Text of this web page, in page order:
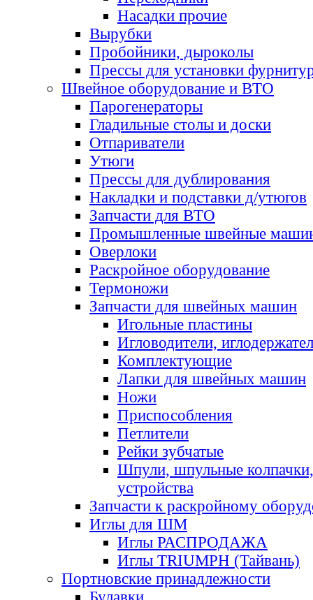
Насадки прочие
Вырубки
Пробойники, дыроколы
Прессы для установки
Швейное оборудование и ВТО
Парогенераторы
Гладильные столы и доски
Отпариватели
Утюги
Прессы для дублирования
Накладки и подставки д/утюгов
Запчасти для ВТО
Промышленные швейные
Оверлоки
Раскройное оборудование
Термоножи
Запчасти для швейных машин
Игольные пластины
Игловодители,
Комплектующие
Лапки для швейных машин
Ножи
Приспособления
Петлители
Рейки зубчатые
Шпули, шпульные
устройства
Запчасти к раскройному
Иглы для ШМ
Иглы РАСПРОДАЖА
Иглы TRIUMPH (Тайвань)
Портновские принадлежности